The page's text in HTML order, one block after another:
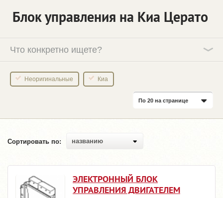
Блок управления на Киа Церато
Что конкретно ищете?
Неоригинальные Киа
По 20 на странице
Сортировать по: названию
ЭЛЕКТРОННЫЙ БЛОК
УПРАВЛЕНИЯ ДВИГАТЕЛЕМ